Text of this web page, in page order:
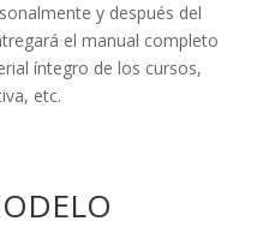
y después del
el manual completo
íntegro de los cursos,
etc.